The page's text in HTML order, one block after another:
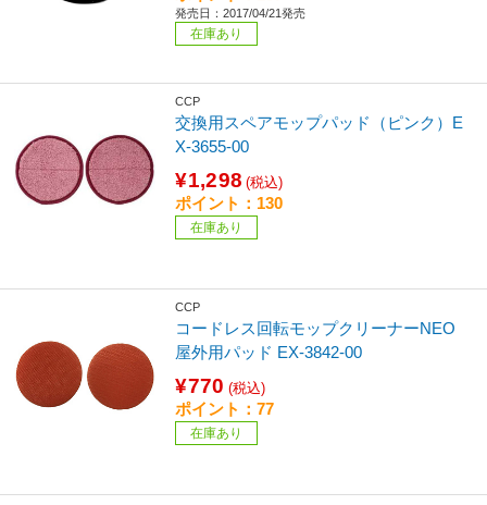
発売日：2017/04/21発売
在庫あり
CCP
交換用スペアモップパッド（ピンク）E
X-3655-00
¥1,298 (税込)
ポイント：130
在庫あり
CCP
コードレス回転モップクリーナーNEO
屋外用パッド EX-3842-00
¥770 (税込)
ポイント：77
在庫あり